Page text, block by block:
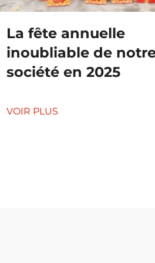
La fête annuelle
inoubliable de
société en 2025
VOIR PLUS